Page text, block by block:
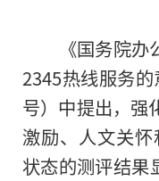
《国务院
2345热线服务
号）中提出，强
激励、人文关
状态的测评结果